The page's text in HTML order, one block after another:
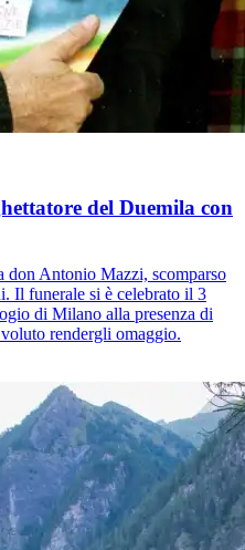
del Duemila con
don Antonio Mazzi, scomparso
Il funerale si è celebrato il 3
di Milano alla presenza di
rendergli omaggio.